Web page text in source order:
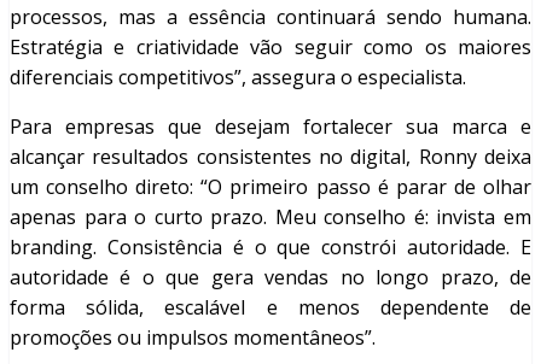
processos, mas a essência continuará sendo humana.
Estratégia e criatividade vão seguir como os maiores
diferenciais competitivos”, assegura o especialista.
Para empresas que desejam fortalecer sua marca e
alcançar resultados consistentes no digital, Ronny deixa
um conselho direto: “O primeiro passo é parar de olhar
apenas para o curto prazo. Meu conselho é: invista em
branding. Consistência é o que constrói autoridade. E
autoridade é o que gera vendas no longo prazo, de
forma sólida, escalável e menos dependente de
promoções ou impulsos momentâneos”.